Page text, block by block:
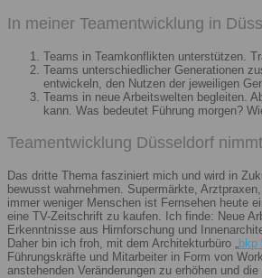
In meiner Teamentwicklung in
Teams in Teamkonflikten unterstützen.
Teams unterschiedlicher Generationen
entwickeln, den Nutzen der jeweiligen
Teams in neue Arbeitswelten begleiten.
kann. Was bedeutet Führung morgen?
Teamentwicklung Düsseldorf
Das dritte Thema fasziniert mich und wird in
bewusst wahrnehmen. Supermärkte,
immer weniger Menschen ist Fernsehen heute
eine TV-Zeitschrift zu kaufen. Ich finde: Neue
Erkenntnisse aus Hirnforschung und
Daher bin ich froh, mit dem Architekturbüro „bkp
Führungskräfte und Mitarbeiter in Form von
anstehenden Veränderungen zu erhöhen und